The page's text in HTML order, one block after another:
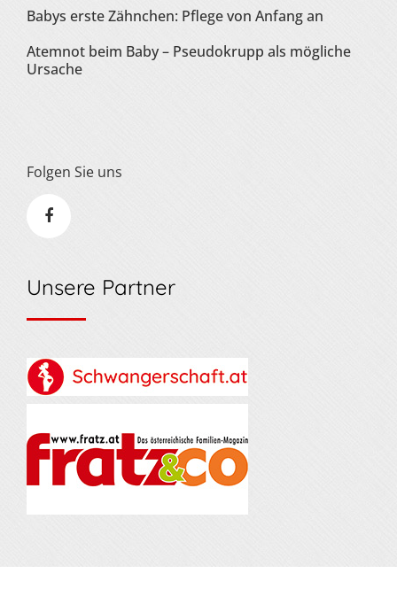
Babys erste Zähnchen: Pflege von Anfang an
Atemnot beim Baby – Pseudokrupp als mögliche
Ursache
Folgen Sie uns
Unsere Partner